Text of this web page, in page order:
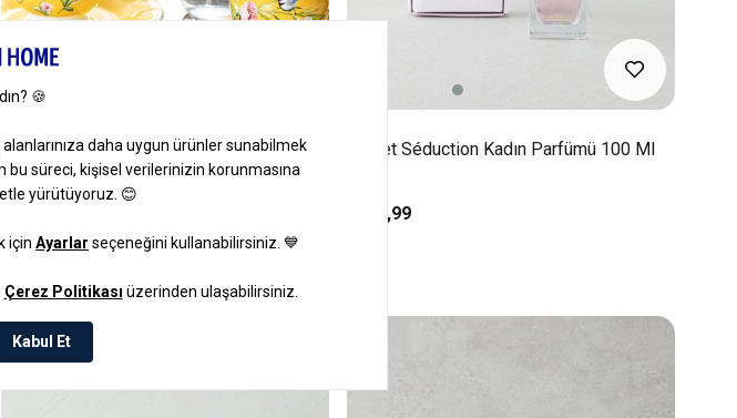
Vanilla New Bone China 4 Parça 2 Kişilik
Kahve Fincan Takımı Sarı
Sweet Séduction Kadın Parfümü 100 Ml
₺499,99
3 AL 2 ÖDE